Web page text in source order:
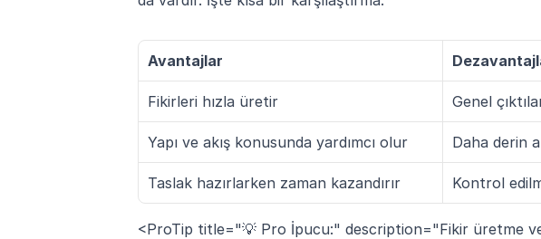
Avantajlar
Fikirleri hızla üretir Genel
Yapı ve akış konusunda yardımcı olur Daha derin
Taslak hazırlarken zaman kazandırır Kontrol
<ProTip title="💡 Pro İpucu:" description="Fikir üretme